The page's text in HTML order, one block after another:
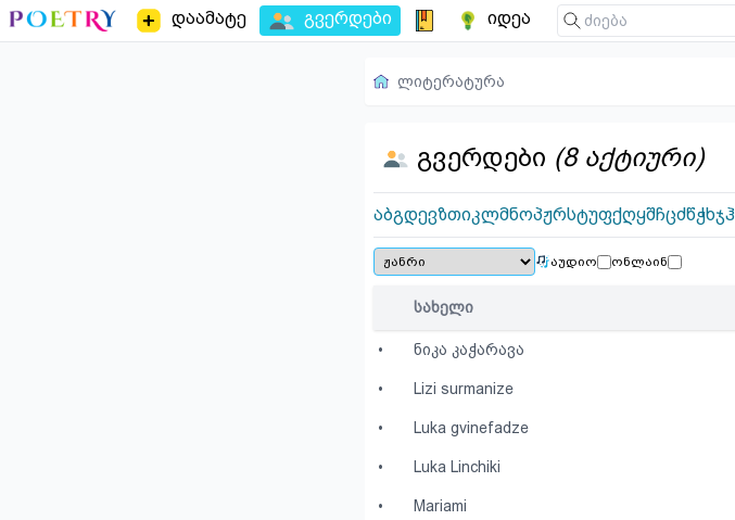
დაამატე გვერდები იდეა
ლიტერატურა
გვერდები (8 აქტიური)
აბგდევზთიკლმნოპჟრსტუფქღყშჩცძწჭხჯჰ
აუდიო ონლაინ
სახელი
• ნიკა კაჭარავა
• Lizi surmanize
• Luka gvinefadze
• Luka Linchiki
• Mariami